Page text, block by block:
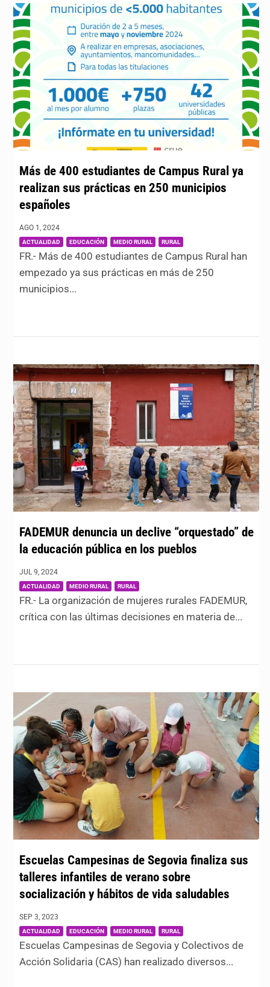
Más de 400 estudiantes de Campus Rural ya
realizan sus prácticas en 250 municipios
españoles
AGO 1, 2024
ACTUALIDAD EDUCACIÓN MEDIO RURAL RURAL
FR.- Más de 400 estudiantes de Campus Rural han
empezado ya sus prácticas en más de 250
municipios...
FADEMUR denuncia un declive “orquestado” de
la educación pública en los pueblos
JUL 9, 2024
ACTUALIDAD MEDIO RURAL RURAL
FR.- La organización de mujeres rurales FADEMUR,
crítica con las últimas decisiones en materia de...
Escuelas Campesinas de Segovia finaliza sus
talleres infantiles de verano sobre
socialización y hábitos de vida saludables
SEP 3, 2023
ACTUALIDAD EDUCACIÓN MEDIO RURAL RURAL
Escuelas Campesinas de Segovia y Colectivos de
Acción Solidaria (CAS) han realizado diversos...